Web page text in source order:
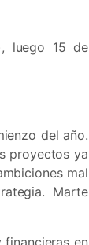
luego 15 de
del año.
proyectos ya
mal
Marte
en